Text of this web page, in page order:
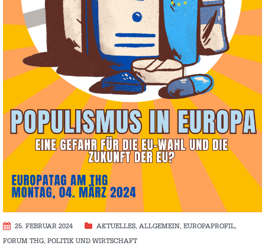
25. FEBRUAR 2024 AKTUELLES, ALLGEMEIN, EUROPAPROFIL,
FORUM THG, POLITIK UND WIRTSCHAFT